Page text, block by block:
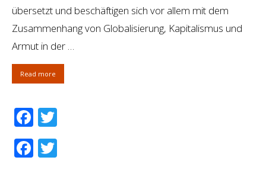
übersetzt und beschäftigen sich vor allem mit dem
Zusammenhang von Globalisierung, Kapitalismus und
Armut in der …
Read more
Facebook
Facebook